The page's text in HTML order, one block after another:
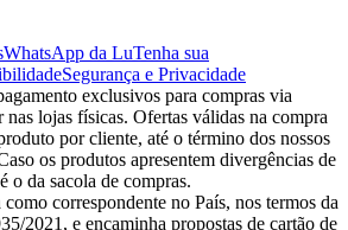
WhatsApp da LuTenha sua
Segurança e Privacidade
exclusivos para compras via
lojas físicas. Ofertas válidas na compra
por cliente, até o término dos nossos
os produtos apresentem divergências de
o da sacola de compras.
correspondente no País, nos termos da
2021, e encaminha propostas de cartão de